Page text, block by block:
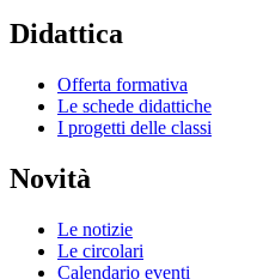
Didattica
Offerta formativa
Le schede didattiche
I progetti delle classi
Novità
Le notizie
Le circolari
Calendario eventi